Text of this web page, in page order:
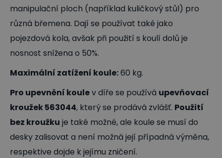
manipulační ploch (například kuličkový stůl) pro
různá břemena. Dají se používat také jako
pojezdová kola, avšak při použití s koulí dolů je
nosnost snížena o 50%.
Maximální zatížení koule:60 kg.
Pro upevnění koulev díře se používá upevňovací
kroužek 563044, který se prodává zvlášť. Použití
bez kroužku je také možné, ale koule se musí do
desky zalisovat a není možná její případná výměna,
respektive dojde k jejímu zničení.